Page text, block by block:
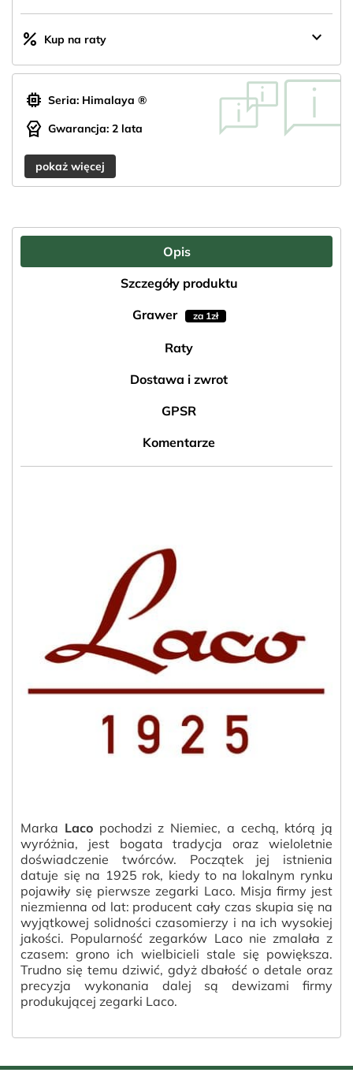
percent Kup na raty keyboard_arrow_down
memory Seria: Himalaya ®
editor_choice Gwarancja: 2 lata
pokaż więcej
Opis
Szczegóły produktu
Grawer
za 1zł
Raty
Dostawa i zwrot
GPSR
Komentarze
Marka Lacopochodzi z Niemiec, a cechą, którą ją
wyróżnia, jest bogata tradycja oraz wieloletnie
doświadczenie twórców. Początek jej istnienia
datuje się na 1925 rok, kiedy to na lokalnym rynku
pojawiły się pierwsze zegarki Laco. Misja firmy jest
niezmienna od lat: producent cały czas skupia się na
wyjątkowej solidności czasomierzy i na ich wysokiej
jakości. Popularność zegarków Laco nie zmalała z
czasem: grono ich wielbicieli stale się powiększa.
Trudno się temu dziwić, gdyż dbałość o detale oraz
precyzja wykonania dalej są dewizami firmy
produkującej zegarki Laco.